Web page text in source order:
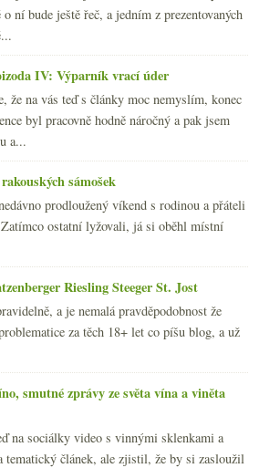
ní bude ještě řeč, a jedním z prezentovaných
IV: Výparník vrací úder
že na vás teď s články moc nemyslím, konec
byl pracovně hodně náročný a pak jsem
a...
sámošek
prodloužený víkend s rodinou a přáteli
ostatní lyžovali, já si oběhl místní
Riesling Steeger St. Jost
a je nemalá pravděpodobnost že
za těch 18+ let co píšu blog, a už
smutné zprávy ze světa vína a viněta
na sociálky video s vinnými sklenkami a
tematický článek, ale zjistil, že by si zasloužil